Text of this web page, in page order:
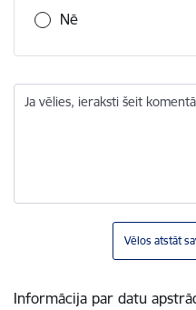
Nē
Ja vēlies, ieraksti šeit
Vēlos atstāt
Informācija par datu